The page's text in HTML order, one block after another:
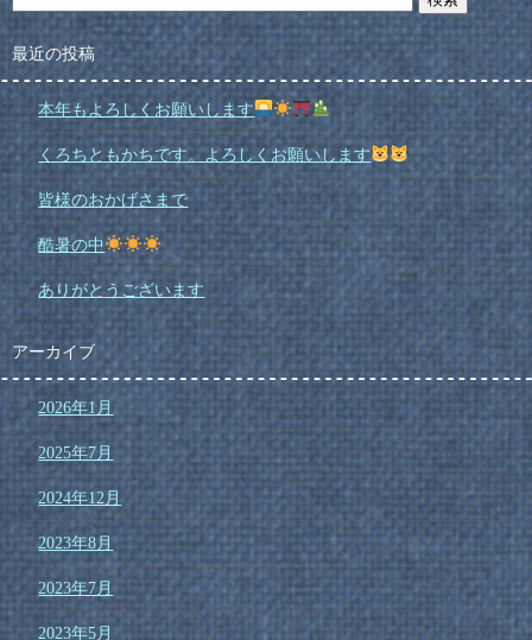
最近の投稿
本年もよろしくお願いします
くろちともかちです。よろしくお願いします
皆様のおかげさまで
酷暑の中
ありがとうございます
アーカイブ
2026年1月
2025年7月
2024年12月
2023年8月
2023年7月
2023年5月